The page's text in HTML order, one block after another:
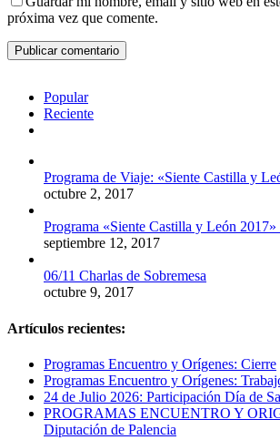
próxima vez que comente.
Popular
Reciente
Programa de Viaje: «Siente Castilla y
octubre 2, 2017
Programa «Siente Castilla y León
septiembre 12, 2017
06/11 Charlas de Sobremesa
octubre 9, 2017
Artículos recientes:
Programas Encuentro y Orígenes: Cierre
Programas Encuentro y Orígenes:
24 de Julio 2026: Participación Día de
PROGRAMAS ENCUENTRO Y
Diputación de Palencia